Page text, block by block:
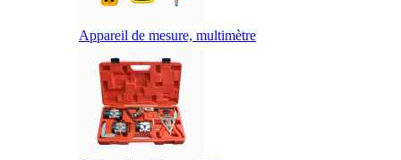
Appareil de mesure, multimètre